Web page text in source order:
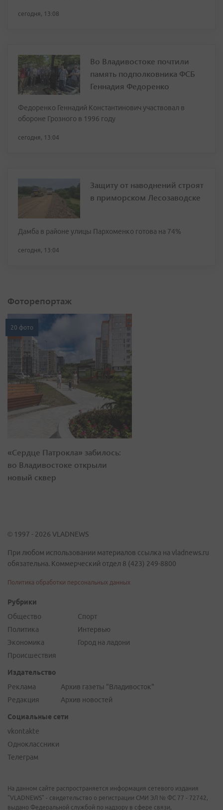
сегодня, 13:08
Во Владивостоке почтили
память подполковника ФСБ
Геннадия Федоренко
Федоренко Геннадий Константинович участвовал в
обороне Грозного в 1996 году
сегодня, 13:04
Защиту от наводнений строят
в приморском Лесозаводске
Дамба в районе улицы Пархоменко готова на 74%
сегодня, 13:04
Фоторепортаж
20 фото
«Сердце Патрокла» забилось:
во Владивостоке открыли
новый сквер
© 1997 - 2026 VLADNEWS
При любом использовании материалов ссылка на vladnews.ru
обязательна. Коммерческий отдел 8 (423) 249-8800
Политика обработки персональных данных
Рубрики
Общество
Политика
Экономика
Происшествия
Спорт
Интервью
Город на ладони
Издательство
Реклама
Редакция
Архив газеты "Владивосток"
Архив новостей
Социальные сети
vkontakte
Одноклассники
Телеграм
На данном сайте распространяется информация сетевого издания
"VLADNEWS" - свидетельство о регистрации СМИ ЭЛ № ФС 77 - 72742,
выдано Федеральной службой по надзору в сфере связи,